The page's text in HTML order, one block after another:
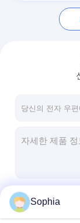
Sophia